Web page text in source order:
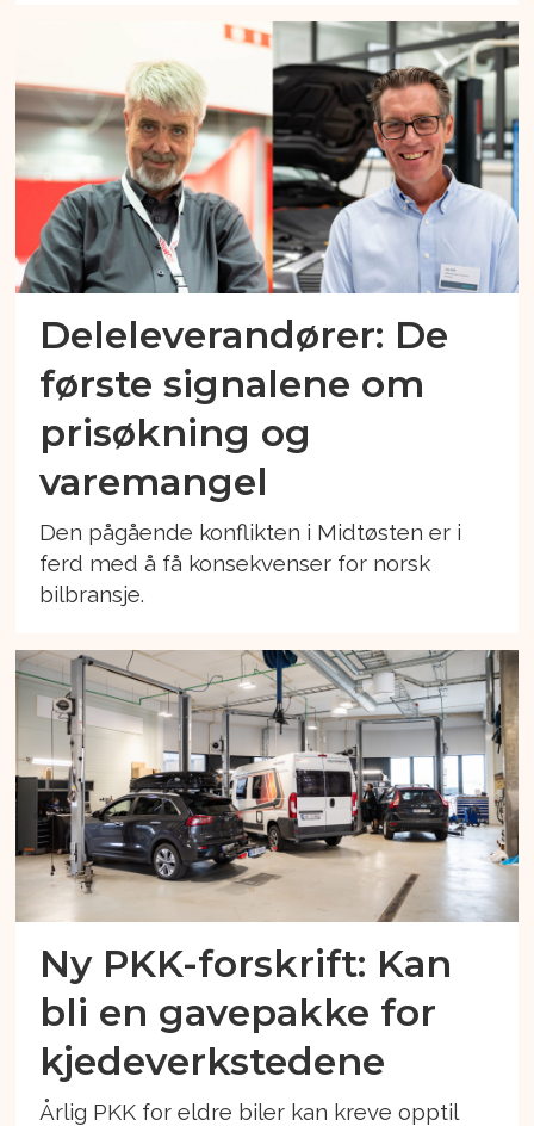
Deleleverandører: De
første signalene om
prisøkning og
varemangel
Den pågående konflikten i Midtøsten er i
ferd med å få konsekvenser for norsk
bilbransje.
Ny PKK-forskrift: Kan
bli en gavepakke for
kjedeverkstedene
Årlig PKK for eldre biler kan kreve opptil